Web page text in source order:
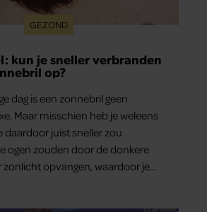
GEZOND
kun je sneller verbranden
op?
dag is een zonnebril geen
Maar misschien heb je weleens
daardoor juist sneller zou
ogen zouden door de donkere
zonlicht opvangen, waardoor je